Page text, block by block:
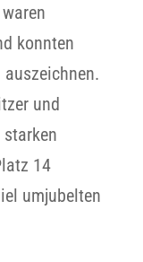
konnten
und
14
umjubelten